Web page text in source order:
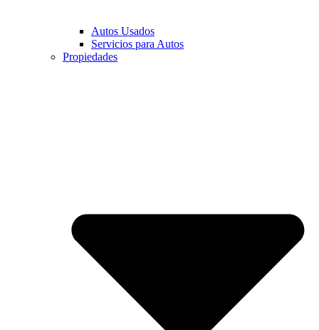
Autos Usados
Servicios para Autos
Propiedades